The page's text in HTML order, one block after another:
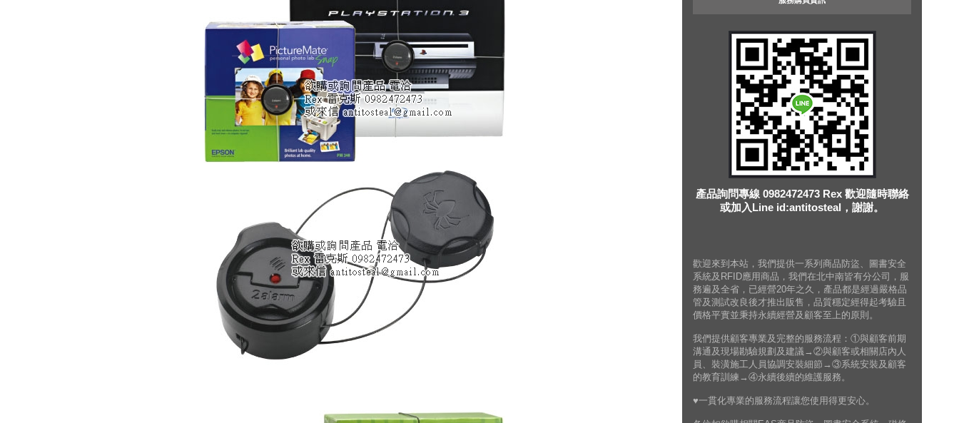
產品詢問專線 0982472473 Rex 歡迎隨時聯絡
或加入Line id:antitosteal，謝謝。
歡迎來到本站，我們提供一系列商品防盜、圖書安全
系統及RFID應用商品，我們在北中南皆有分公司，服
務遍及全省，已經營20年之久，產品都是經過嚴格品
管及測試改良後才推出販售，品質穩定經得起考驗且
價格平實並秉持永續經營及顧客至上的原則。
我們提供顧客專業及完整的服務流程：①與顧客前期
溝通及現場勘驗規劃及建議→②與顧客或相關店內人
員、裝潢施工人員協調安裝細節→③系統安裝及顧客
的教育訓練→④永續後續的維護服務。
♥一貫化專業的服務流程讓您使用得更安心。